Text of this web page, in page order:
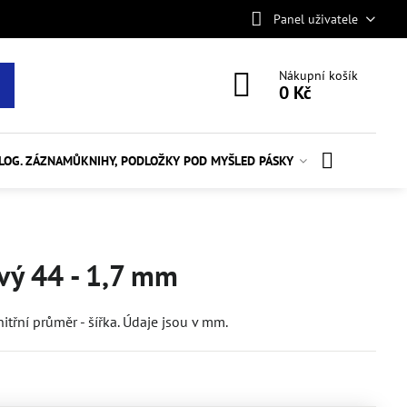
Panel uživatele
Nákupní košík
0 Kč
ZÁZNAMŮKNIHY, PODLOŽKY POD MYŠLED PÁSKY
44 - 1,7 mm
průměr - šířka. Údaje jsou v mm.